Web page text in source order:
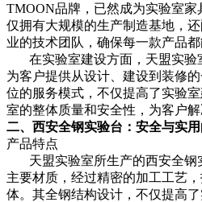
TMOON品牌，已然成为实验室
仅拥有大规模的生产制造基地，
业的技术团队，确保每一款产品都
在实验室建设方面，天盟实验
为客户提供从设计、建设到装修
位的服务模式，不仅提高了实验
室的整体质量和安全性，为客户解
二、西安全钢实验台：安全与实
产品特点
天盟实验室所生产的西安全钢
主要材质，经过精密的加工工艺
体。其全钢结构设计，不仅提高